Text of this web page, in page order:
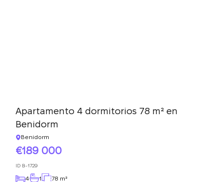
Apartamento 4 dormitorios 78 m² en
Benidorm
Benidorm
189 000
ID B-1729
4 1 78 m²